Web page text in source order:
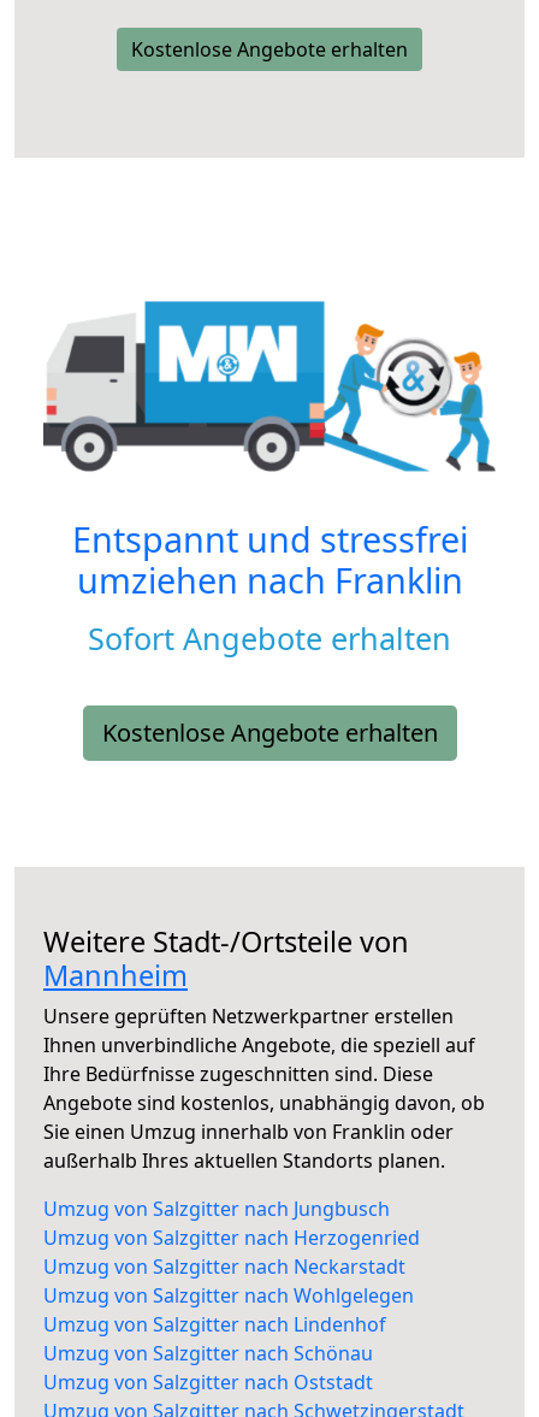
Kostenlose Angebote erhalten
Entspannt und stressfrei
umziehen nach Franklin
Sofort Angebote erhalten
Kostenlose Angebote erhalten
Weitere Stadt-/Ortsteile von
Mannheim
Unsere geprüften Netzwerkpartner erstellen
Ihnen unverbindliche Angebote, die speziell auf
Ihre Bedürfnisse zugeschnitten sind. Diese
Angebote sind kostenlos, unabhängig davon, ob
Sie einen Umzug innerhalb von Franklin oder
außerhalb Ihres aktuellen Standorts planen.
Umzug von Salzgitter nach Jungbusch
Umzug von Salzgitter nach Herzogenried
Umzug von Salzgitter nach Neckarstadt
Umzug von Salzgitter nach Wohlgelegen
Umzug von Salzgitter nach Lindenhof
Umzug von Salzgitter nach Schönau
Umzug von Salzgitter nach Oststadt
Umzug von Salzgitter nach Schwetzingerstadt